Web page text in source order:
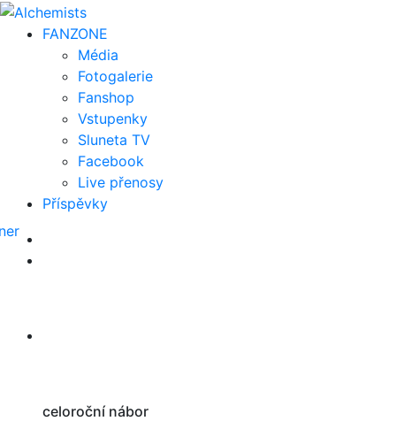
FANZONE
Média
Fotogalerie
Fanshop
Vstupenky
Sluneta TV
Facebook
Live přenosy
Příspěvky
celoroční nábor